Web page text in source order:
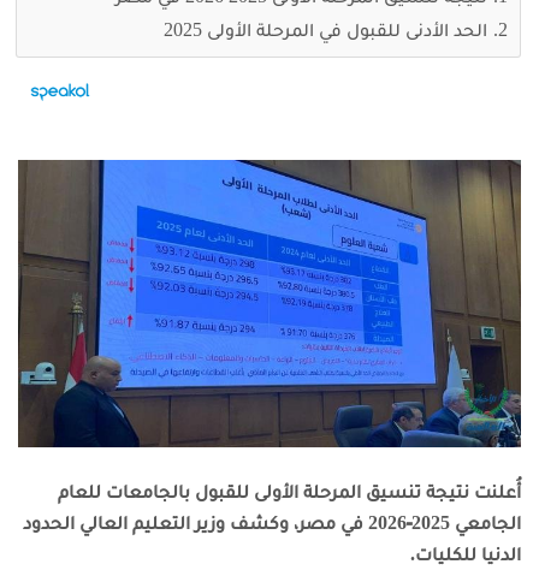
الحد الأدنى للقبول في المرحلة الأولى 2025
أُعلنت نتيجة تنسيق المرحلة الأولى للقبول بالجامعات للعام
الجامعي 2025‑2026 في مصر، وكشف وزير التعليم العالي الحدود
الدنيا للكليات.